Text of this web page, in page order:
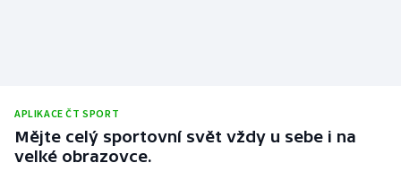
APLIKACE ČT SPORT
Mějte celý sportovní svět vždy u sebe i na
velké obrazovce.